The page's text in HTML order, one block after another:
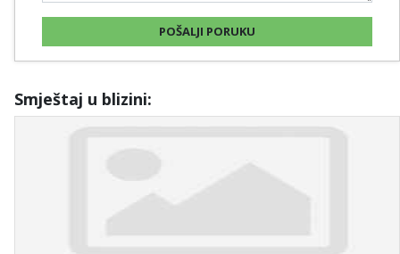
Smještaj u blizini: